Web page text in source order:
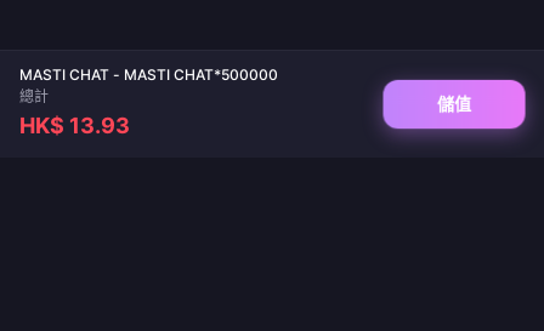
MASTI CHAT - MASTI CHAT*500000
總計
HK$ 13.93
儲值